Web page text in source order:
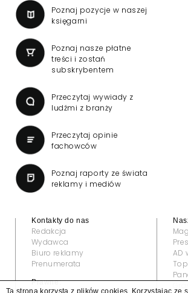
Poznaj pozycje w naszej
księgarni
Poznaj nasze płatne
treści i zostań
subskrybentem
Przeczytaj wywiady z
ludźmi z branży
Przeczytaj opinie
fachowców
Poznaj raporty ze świata
reklamy i mediów
Kontakty do nas
Redakcja
Wydawca
Biuro reklamy
Prenumerata
Prawne:
AD
Ta strona korzysta z plików cookies. Korzystając ze